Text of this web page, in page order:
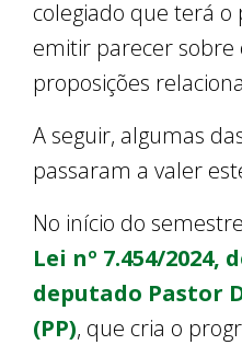
colegiado que terá
emitir parecer sobre
proposições
A seguir, algumas
passaram a valer
No início do
Lei nº 7.454/2024,
deputado Pastor
(PP), que cria o